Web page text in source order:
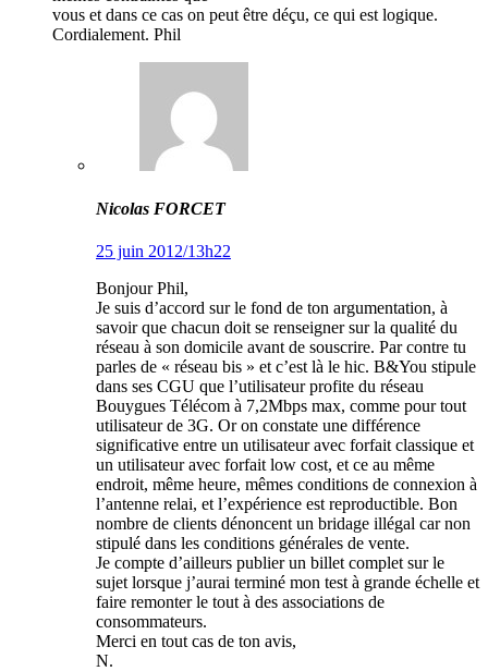
vous et dans ce cas on peut être déçu, ce qui est logique.
Cordialement. Phil
Nicolas FORCET
25 juin 2012/13h22
Bonjour Phil,
Je suis d’accord sur le fond de ton argumentation, à
savoir que chacun doit se renseigner sur la qualité du
réseau à son domicile avant de souscrire. Par contre tu
parles de « réseau bis » et c’est là le hic. B&You stipule
dans ses CGU que l’utilisateur profite du réseau
Bouygues Télécom à 7,2Mbps max, comme pour tout
utilisateur de 3G. Or on constate une différence
significative entre un utilisateur avec forfait classique et
un utilisateur avec forfait low cost, et ce au même
endroit, même heure, mêmes conditions de connexion à
l’antenne relai, et l’expérience est reproductible. Bon
nombre de clients dénoncent un bridage illégal car non
stipulé dans les conditions générales de vente.
Je compte d’ailleurs publier un billet complet sur le
sujet lorsque j’aurai terminé mon test à grande échelle et
faire remonter le tout à des associations de
consommateurs.
Merci en tout cas de ton avis,
N.